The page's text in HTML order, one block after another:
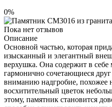
0%
Пока нет отзывов
Описание
Основной частью, которая
изысканный и элегантный
верхушка. Она содержит в
гармонично сочетающиеся
вниманию надгробие, похожее
восхитительный цветок
этому, памятник становится